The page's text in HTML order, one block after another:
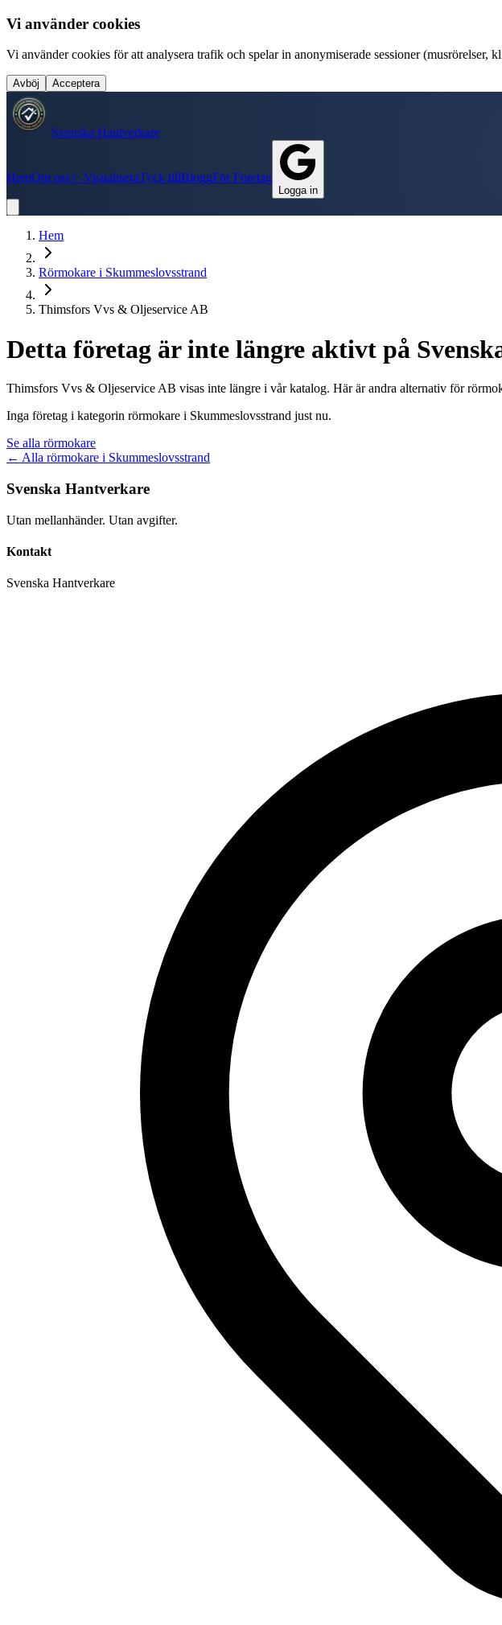
Vi använder cookies
Vi använder cookies för att analysera trafik och spelar in anonymiserade sessioner
Avböj Acceptera
Svenska Hantverkare
HemOm oss✨ VisualiseraTyck tillBloggFör Företag
Logga in
Hem
Rörmokare i Skummeslovsstrand
Thimsfors Vvs & Oljeservice AB
Detta företag är inte längre aktivt på
Thimsfors Vvs & Oljeservice AB visas inte längre i vår katalog. Här ärandra alternativ för
Inga företag i kategorin rörmokare i Skummeslovsstrand just nu.
Se alla rörmokare
← Alla rörmokare i Skummeslovsstrand
Svenska Hantverkare
Utan mellanhänder. Utan avgifter.
Kontakt
Svenska Hantverkare